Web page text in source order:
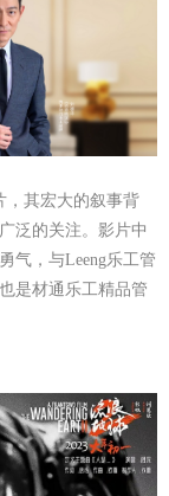
，其宏大的叙事背
泛的关注。影片中
气，与Leeng乐工管
是材通乐工精品管